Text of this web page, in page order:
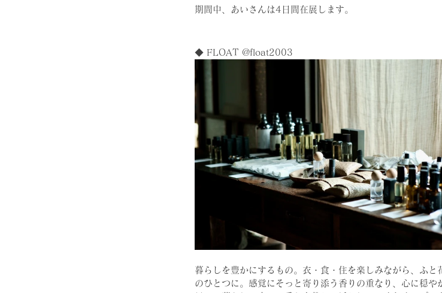
期間中、あいさんは4日間在展します。
◆ FLOAT @float2003
暮らしを豊かにするもの。衣・食・住を楽しみながら、ふ
のひとつに。感覚にそっと寄り添う香りの重なり、心に穏や